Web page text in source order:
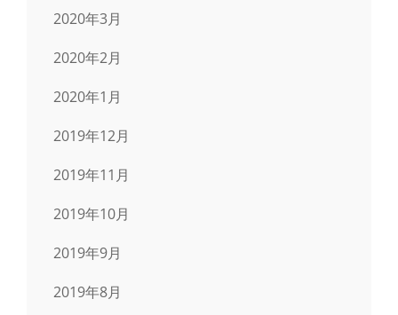
2020年3月
2020年2月
2020年1月
2019年12月
2019年11月
2019年10月
2019年9月
2019年8月